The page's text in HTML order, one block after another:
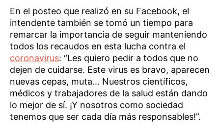
En el posteo que realizó en su Facebook, el
intendente también se tomó un tiempo para
remarcar la importancia de seguir manteniendo
todos los recaudos en esta lucha contra el
coronavirus: “Les quiero pedir a todos que no
dejen de cuidarse. Este virus es bravo, aparecen
nuevas cepas, muta… Nuestros científicos,
médicos y trabajadores de la salud están dando
lo mejor de sí. ¡Y nosotros como sociedad
tenemos que ser cada día más responsables!”.